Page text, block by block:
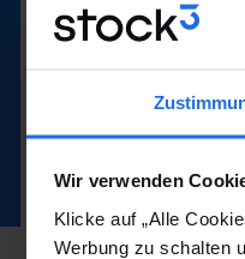
Wir verwenden
Klicke auf „Alle
Werbung zu schalten
Primary Tinted